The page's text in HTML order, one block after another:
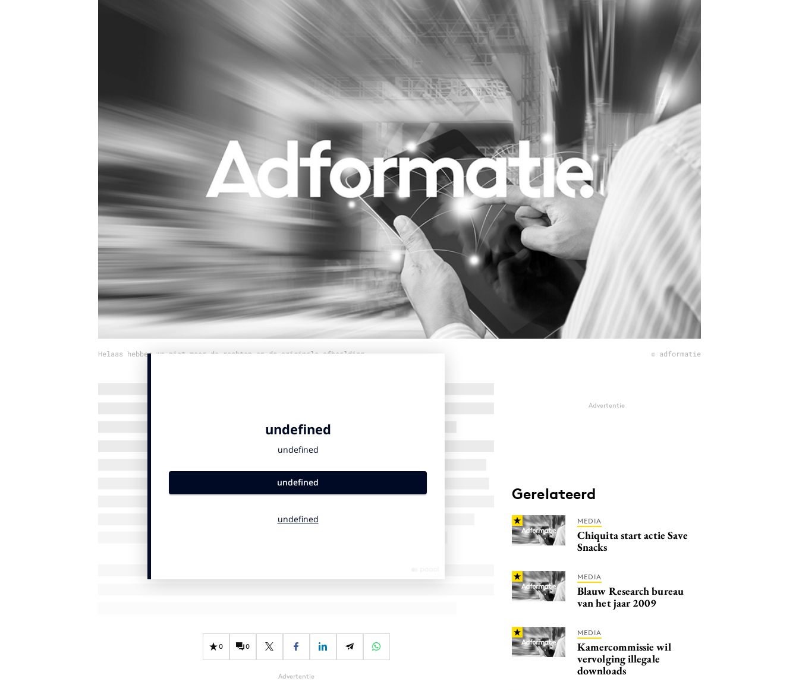
Influencer marketing
Interne communicatie
Purpose Marketing
Reputatie & crisis
Helaas hebben we niet meer de rechten op de originele afbeelding © adformatie
0 0
Advertentie
Advertentie
Gerelateerd
MEDIA
Chiquita start actie Save
Snacks
MEDIA
Blauw Research bureau
van het jaar 2009
MEDIA
Kamercommissie wil
vervolging illegale
downloads